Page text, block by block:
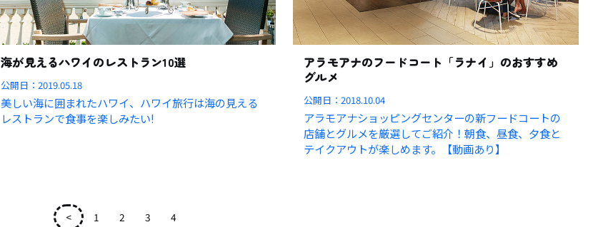
海が見えるハワイのレストラン10選
公開日：2019.05.18
美しい海に囲まれたハワイ、ハワイ旅行は海の見える
レストランで食事を楽しみたい!
アラモアナのフードコート「ラナイ」のおすすめ
グルメ
公開日：2018.10.04
アラモアナショッピングセンターの新フードコートの
店舗とグルメを厳選してご紹介！朝食、昼食、夕食と
テイクアウトが楽しめます。【動画あり】
< 1 2 3 4